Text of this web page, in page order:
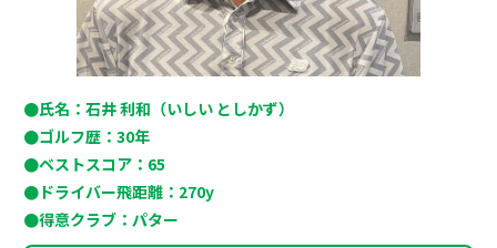
●氏名：石井 利和（いしい としかず）
●ゴルフ歴：30年
●ベストスコア：65
●ドライバー飛距離：270y
●得意クラブ：パター